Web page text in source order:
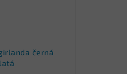
černá